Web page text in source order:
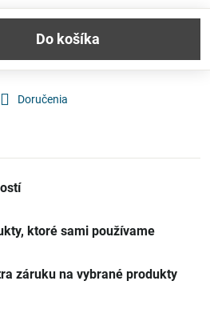
Do košíka
Doručenia
ktoré sami používame
záruku na vybrané produkty